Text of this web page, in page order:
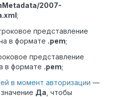
2007-
;
представление
в формате .pem;
представление
в формате .pem;
в момент авторизации —
Да , чтобы